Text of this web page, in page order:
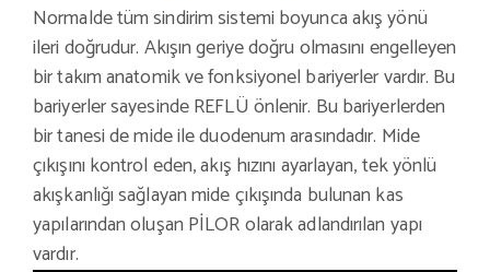
Normalde tüm sindirim sistemi boyunca akış yönü
ileri doğrudur. Akışın geriye doğru olmasını engelleyen
bir takım anatomik ve fonksiyonel bariyerler vardır. Bu
bariyerler sayesinde REFLÜ önlenir. Bu bariyerlerden
bir tanesi de mide ile duodenum arasındadır. Mide
çıkışını kontrol eden, akış hızını ayarlayan, tek yönlü
akışkanlığı sağlayan mide çıkışında bulunan kas
yapılarından oluşan PİLOR olarak adlandırılan yapı
vardır.